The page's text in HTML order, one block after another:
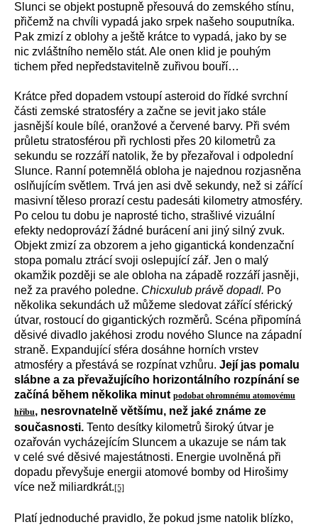
Slunci se objekt postupně přesouvá do zemského stínu,
přičemž na chvíli vypadá jako srpek našeho souputníka.
Pak zmizí z oblohy a ještě krátce to vypadá, jako by se
nic zvláštního nemělo stát. Ale onen klid je pouhým
tichem před nepředstavitelně zuřivou bouří…
Krátce před dopadem vstoupí asteroid do řídké svrchní
části zemské stratosféry a začne se jevit jako stále
jasnější koule bílé, oranžové a červené barvy. Při svém
průletu stratosférou při rychlosti přes 20 kilometrů za
sekundu se rozzáří natolik, že by přezařoval i odpolední
Slunce. Ranní potemnělá obloha je najednou rozjasněna
oslňujícím světlem. Trvá jen asi dvě sekundy, než si zářící
masivní těleso prorazí cestu padesáti kilometry atmosféry.
Po celou tu dobu je naprosté ticho, strašlivé vizuální
efekty nedoprovází žádné burácení ani jiný silný zvuk.
Objekt zmizí za obzorem a jeho gigantická kondenzační
stopa pomalu ztrácí svoji oslepující zář. Jen o malý
okamžik později se ale obloha na západě rozzáří jasněji,
než za pravého poledne. Chicxulub právě dopadl. Po
několika sekundách už můžeme sledovat zářící sférický
útvar, rostoucí do gigantických rozměrů. Scéna připomíná
děsivé divadlo jakéhosi zrodu nového Slunce na západní
straně. Expandující sféra dosáhne horních vrstev
atmosféry a přestává se rozpínat vzhůru. Její jas pomalu
slábne a za převažujícího horizontálního rozpínání se
začíná během několika minut podobat ohromnému atomovému
hřibu, nesrovnatelně většímu, než jaké známe ze
současnosti. Tento desítky kilometrů široký útvar je
ozařován vycházejícím Sluncem a ukazuje se nám tak
v celé své děsivé majestátnosti. Energie uvolněná při
dopadu převyšuje energii atomové bomby od Hirošimy
více než miliardkrát.[5]
Platí jednoduché pravidlo, že pokud jsme natolik blízko,